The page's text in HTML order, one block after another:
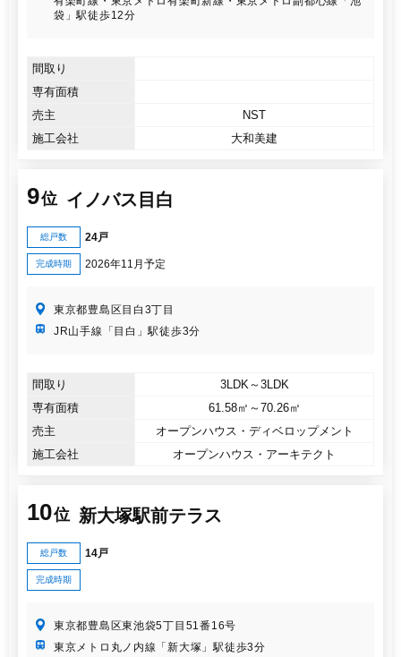
袋」駅徒歩12分
間取り
専有面積
売主
NST
施工会社
大和美建
9位 イノバス目白
総戸数 24戸
完成時期 2026年11月予定
東京都豊島区目白3丁目
JR山手線「目白」駅徒歩3分
間取り
3LDK～3LDK
専有面積
61.58㎡～70.26㎡
売主
オープンハウス・ディベロップメント
施工会社
オープンハウス・アーキテクト
10位 新大塚駅前テラス
総戸数 14戸
完成時期
東京都豊島区東池袋5丁目51番16号
東京メトロ丸ノ内線「新大塚」駅徒歩3分